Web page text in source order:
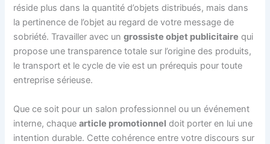
réside plus dans la quantité d’objets distribués, mais dans
la pertinence de l’objet au regard de votre message de
sobriété. Travailler avec ungrossiste objet publicitaire qui
propose une transparence totale sur l’origine des produits,
le transport et le cycle de vie est un prérequis pour toute
entreprise sérieuse.
Que ce soit pour un salon professionnel ou un événement
interne, chaquearticle promotionnel doit porter en lui une
intention durable. Cette cohérence entre votre discours sur